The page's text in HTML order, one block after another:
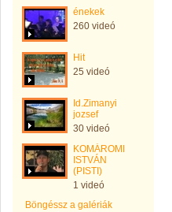
énekek
260 videó
Hit
25 videó
Id.Zimanyi
jozsef
30 videó
KOMÁROMI
ISTVÁN
(PISTI)
1 videó
Böngéssz a galériák